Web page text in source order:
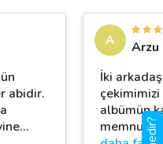
abidir.
…
A
Arzu
İki
çekimimizi
albümün
memnun